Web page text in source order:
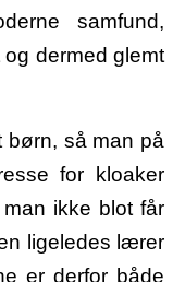
samfund,
dermed glemt
børn, så man på
for kloaker
ikke blot får
ligeledes lærer
er derfor både